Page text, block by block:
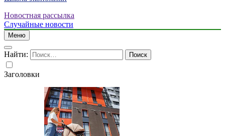
Новостная рассылка
Случайные новости
Меню
Найти:
Заголовки